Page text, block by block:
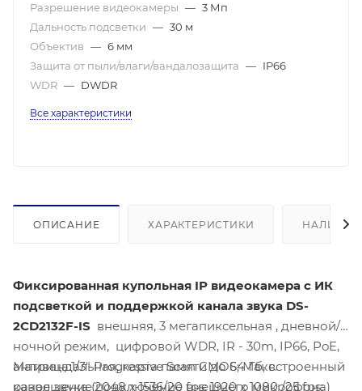
Разрешение видеокамеры — 3 Мп
Дальность подсветки — 30 м
Объектив — 6 мм
Защита от пыли/влаги/вандалозащита — IP66
WDR — DWDR
Все характеристики
ОПИСАНИЕ ХАРАКТЕРИСТИКИ НАЛИЧИЕ
Фиксированная купольная IP видеокамера с ИК
подсветкой и поддержкой канала звука DS-
2CD2132F-IS внешняя, 3 мегапиксельная , дневной/
ночной режим, цифровой WDR, IR - 30m, IP66, PoE,
антивандальная, карта памяти до 64 Гб, встроенный
канал звука (подключение внешнего микрофона)
Матрица:1/3" Progressive Scan CMOS; Макс.
разрешение:2048 x 1536/20 fps; 1920 x 1080 /25 fps;